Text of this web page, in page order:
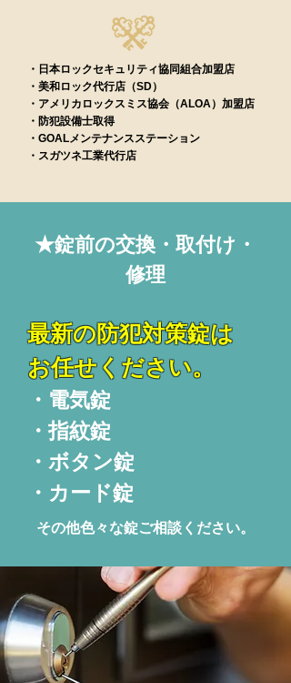
・日本ロックセキュリティ協同組合加盟店
・美和ロック代行店（SD）
・アメリカロックスミス協会（ALOA）加盟店
・防犯設備士取得
・GOALメンテナンスステーション
・ スガツネ工業代行店
★錠前の交換・取付け・
修理
最新の防犯対策錠は
お任せください。
・電気錠
・指紋錠
・ボタン錠
・カード錠
その他色々な錠ご相談ください。